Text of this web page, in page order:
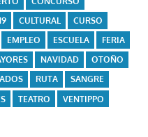
CULTURAL
CURSO
EMPLEO ESCUELA
FERIA
NAVIDAD
OTOÑO
RUTA
SANGRE
TEATRO
VENTIPPO